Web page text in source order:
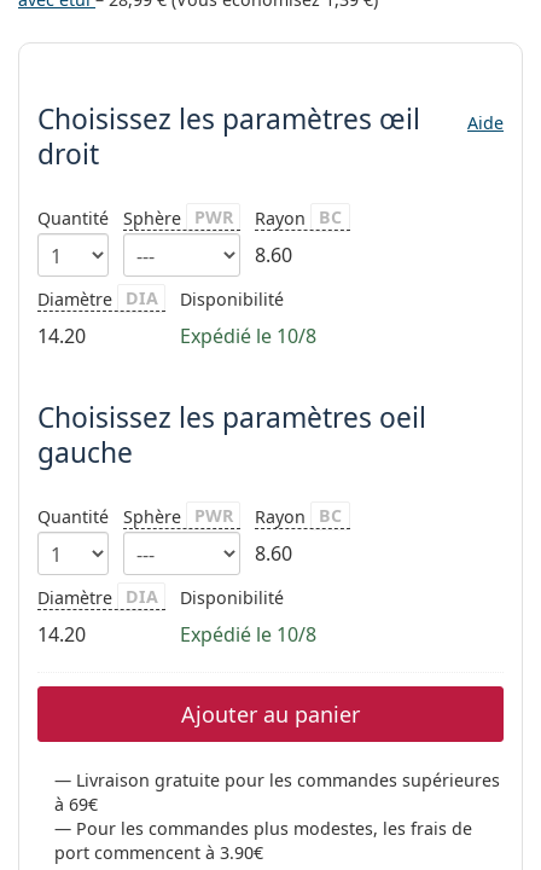
Toutes les marques
Persol
Toutes les marques
Choisissez les paramètres
Choisissez les paramètres œil
droit
Aide
Quantité Sphère PWR Rayon BC
8.60
Diamètre DIA
14.20
Disponibilité
Expédié le 10/8
Choisissez les paramètres oeil
gauche
Quantité Sphère PWR Rayon BC
8.60
Diamètre DIA
14.20
Disponibilité
Expédié le 10/8
Ajouter au panier
Livraison gratuite pour les commandes supérieures
à 69€
Pour les commandes plus modestes, les frais de
port commencent à 3.90€